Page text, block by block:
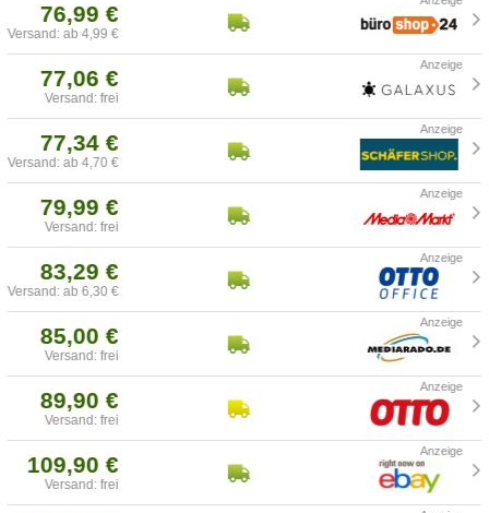
76,99 €
Versand: ab 4,99 €
77,06 €
Versand: frei
77,34 €
Versand: ab 4,70 €
79,99 €
Versand: frei
83,29 €
Versand: ab 6,30 €
85,00 €
Versand: frei
89,90 €
Versand: frei
109,90 €
Versand: frei